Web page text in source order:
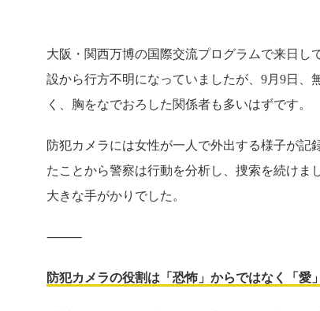
大阪・関西万博の国際交流プログラムで来日し
設から行方不明になっていましたが、9月9日
く、胸をなでおろした関係者も多いはずです。
防犯カメラには女性が一人で外出する様子が
たことから警察は行動を分析し、捜索を続けま
大きな手がかりでした。
⸻
防犯カメラの役割は「恐怖」からではなく「愛